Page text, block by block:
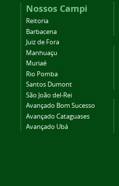
Nossos Campi
Reitoria
Barbacena
Juiz de Fora
Manhuaçu
Muriaé
Rio Pomba
Santos Dumont
São João del-Rei
Avançado Bom Sucesso
Avançado Cataguases
Avançado Ubá